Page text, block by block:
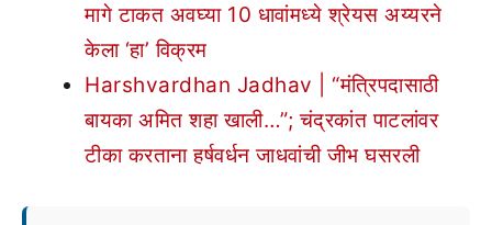
मागे टाकत अवघ्या 10 धावांमध्ये श्रेयस अय्यरने
केला ‘हा’ विक्रम
Harshvardhan Jadhav | “मंत्रिपदासाठी
बायका अमित शहा खाली…”; चंद्रकांत पाटलांवर
टीका करताना हर्षवर्धन जाधवांची जीभ घसरली